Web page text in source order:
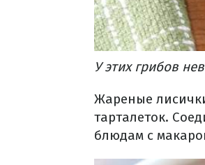
У этих грибов
Жареные
тарталеток.
блюдам с